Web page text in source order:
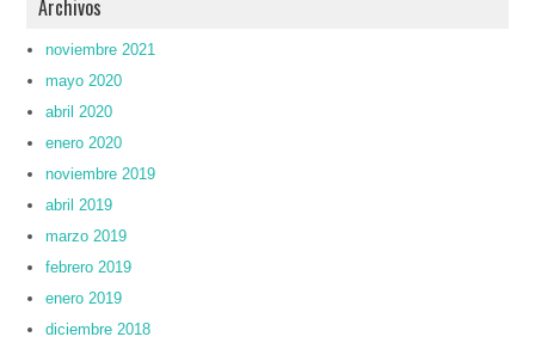
Archivos
noviembre 2021
mayo 2020
abril 2020
enero 2020
noviembre 2019
abril 2019
marzo 2019
febrero 2019
enero 2019
diciembre 2018